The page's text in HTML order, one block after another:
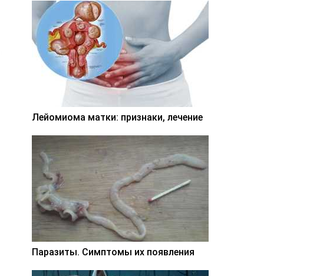
Лейомиома матки: признаки, лечение
Паразиты. Симптомы их появления